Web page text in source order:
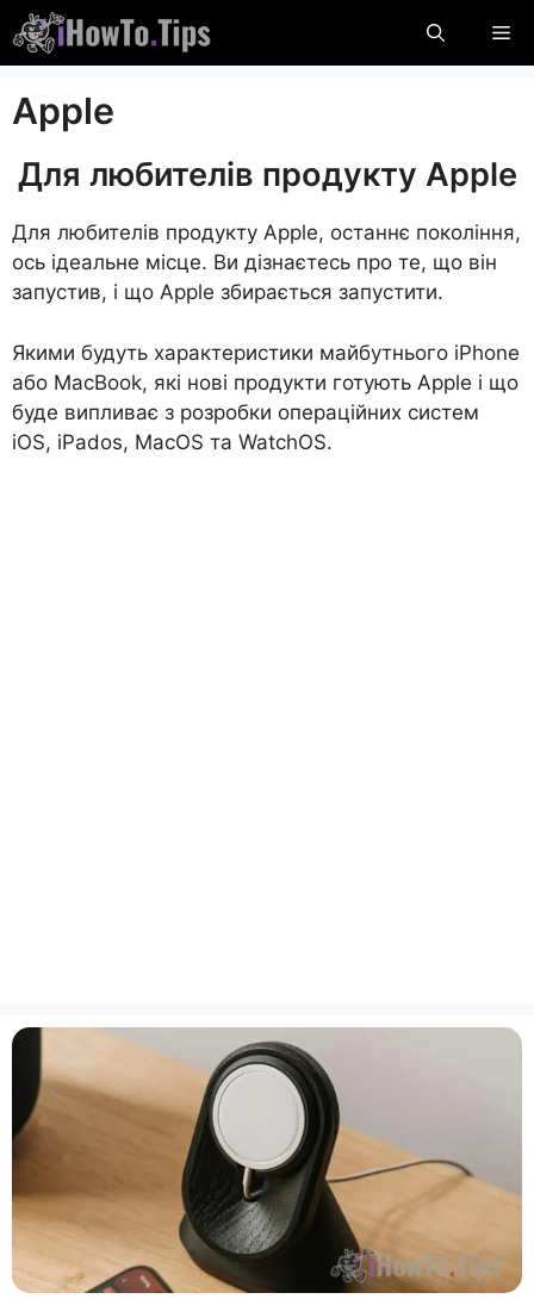
Пропустити
вміст
Apple
Для любителів продукту Apple
Для любителів продукту Apple, останнє покоління,
ось ідеальне місце. Ви дізнаєтесь про те, що він
запустив, і що Apple збирається запустити.
Якими будуть характеристики майбутнього iPhone
або MacBook, які нові продукти готують Apple і що
буде випливає з розробки операційних систем
iOS, iPados, MacOS та WatchOS.